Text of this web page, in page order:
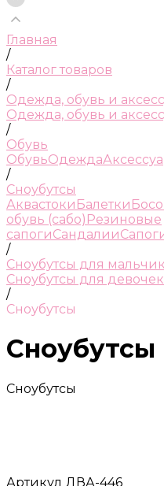
Главная
/
Каталог товаров
/
Одежда, обувь и
Одежда, обувь и
/
Обувь
ОбувьОдежда
/
Сноубутсы
Аквастоки Балетки
обувь (сабо) Резиновые
сапогиСандалии
/
Сноубутсы для
Сноубутсы для девочек
/
Сноубутсы
Сноубутсы
Сноубутсы
Артикул ДВА-446